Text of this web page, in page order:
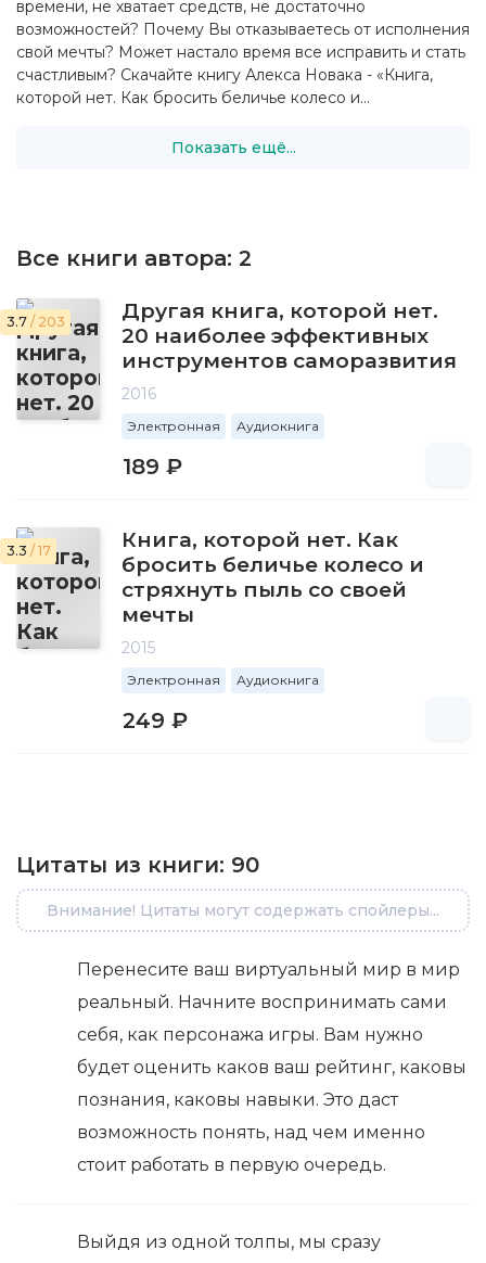
времени, не хватает средств, не достаточно
возможностей? Почему Вы отказываетесь от исполнения
свой мечты? Может настало время все исправить и стать
счастливым? Скачайте книгу Алекса Новака - «Книга,
которой нет. Как бросить беличье колесо и...
Показать ещё...
Все книги автора: 2
3.7 / 203
Другая книга, которой нет.
20 наиболее эффективных
инструментов саморазвития
2016
Электронная Аудиокнига
189 ₽
3.3 / 17
Книга, которой нет. Как
бросить беличье колесо и
стряхнуть пыль со своей
мечты
2015
Электронная Аудиокнига
249 ₽
Цитаты из книги: 90
Внимание! Цитаты могут содержать спойлеры...
Перенесите ваш виртуальный мир в мир
реальный. Начните воспринимать сами
себя, как персонажа игры. Вам нужно
будет оценить каков ваш рейтинг, каковы
познания, каковы навыки. Это даст
возможность понять, над чем именно
стоит работать в первую очередь.
Выйдя из одной толпы, мы сразу